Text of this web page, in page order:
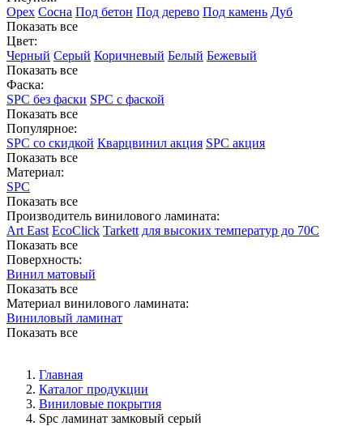
Орех Сосна Под бетон Под дерево Под камень Дуб
Показать все
Цвет:
Черный Серый Коричневый Белый Бежевый
Показать все
Фаска:
SPC без фаски SPC с фаской
Показать все
Популярное:
SPC со скидкой Кварцвинил акция SPC акция
Показать все
Материал:
SPC
Показать все
Производитель винилового ламината:
Art East EcoClick Tarkett для высоких температур до 70С
Показать все
Поверхность:
Винил матовый
Показать все
Материал винилового ламината:
Виниловый ламинат
Показать все
Главная
Каталог продукции
Виниловые покрытия
Spc ламинат замковый серый